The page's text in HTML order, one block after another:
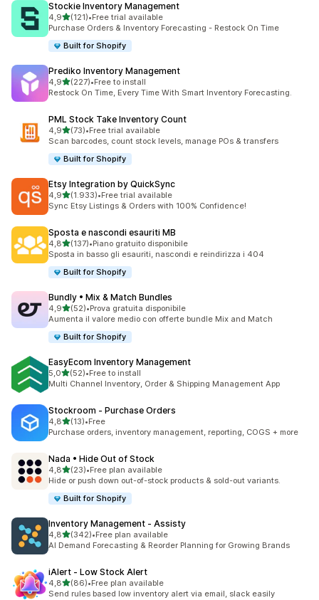
Stockie Inventory Management
4,9stelle su 5
(121)
121 recensioni totali
•Free trial available
Purchase Orders & Inventory Forecasting - Restock On Time
Built for Shopify
Prediko Inventory Management
4,9stelle su 5
(227)
227 recensioni totali
•Free to install
Restock On Time, Every Time With Smart Inventory Forecasting.
PML Stock Take Inventory Count
4,9stelle su 5
(73)
73 recensioni totali
•Free trial available
Scan barcodes, count stock levels, manage POs & transfers
Built for Shopify
Etsy Integration by QuickSync
4,9stelle su 5
(1.933)
1933 recensioni totali
•Free trial available
Sync Etsy Listings & Orders with 100% Confidence!
Sposta e nascondi esauriti MB
4,8stelle su 5
(137)
137 recensioni totali
•Piano gratuito disponibile
Sposta in basso gli esauriti, nascondi e reindirizza i 404
Built for Shopify
Bundly • Mix & Match Bundles
4,9stelle su 5
(52)
52 recensioni totali
•Prova gratuita disponibile
Aumenta il valore medio con offerte bundle Mix and Match
Built for Shopify
EasyEcom Inventory Management
5,0stelle su 5
(52)
52 recensioni totali
•Free to install
Multi Channel Inventory, Order & Shipping Management App
Stockroom ‑ Purchase Orders
4,8stelle su 5
(13)
13 recensioni totali
•Free
Purchase orders, inventory management, reporting, COGS + more
Nada • Hide Out of Stock
4,8stelle su 5
(23)
23 recensioni totali
•Free plan available
Hide or push down out-of-stock products & sold-out variants.
Built for Shopify
Inventory Management ‑ Assisty
4,8stelle su 5
(342)
342 recensioni totali
•Free plan available
AI Demand Forecasting & Reorder Planning for Growing Brands
iAlert ‑ Low Stock Alert
4,8stelle su 5
(86)
86 recensioni totali
•Free plan available
Send rules based low inventory alert via email, slack easily